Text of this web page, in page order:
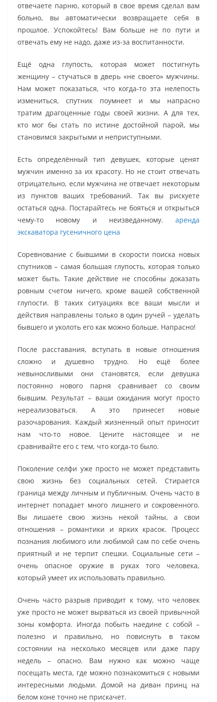
отвечаете парню, который в свое время сделал вам
больно, вы автоматически возвращаете себя в
прошлое. Успокойтесь! Вам больше не по пути и
отвечать ему не надо, даже из-за воспитанности.
Ещё одна глупость, которая может постигнуть
женщину – стучаться в дверь «не своего» мужчины.
Нам может показаться, что когда-то эта нелепость
измениться, спутник поумнеет и мы напрасно
тратим драгоценные годы своей жизни. А для тех,
кто мог бы стать по истине достойной парой, мы
становимся закрытыми и неприступными.
Есть определённый тип девушек, которые ценят
мужчин именно за их красоту. Но не стоит отвечать
отрицательно, если мужчина не отвечает некоторым
из пунктов ваших требований. Так вы рискуете
остаться одна. Постарайтесь не бояться и открыться
чему-то новому и неизведанному. аренда
экскаватора гусеничного цена
Соревнование с бывшими в скорости поиска новых
спутников – самая большая глупость, которая только
может быть. Такие действие не способны доказать
ровным счетом ничего, кроме вашей собственной
глупости. В таких ситуациях все ваши мысли и
действия направлены только в один ручей – уделать
бывшего и уколоть его как можно больше. Напрасно!
После расставания, вступать в новые отношения
сложно и душевно трудно. Но ещё более
невыносливыми они становятся, если девушка
постоянно нового парня сравнивает со своим
бывшим. Результат – ваши ожидания могут просто
нереализоваться. А это принесет новые
разочарования. Каждый жизненный опыт приносит
нам что-то новое. Цените настоящее и не
сравнивайте его с тем, что когда-то было.
Поколение селфи уже просто не может представить
свою жизнь без социальных сетей. Стирается
граница между личным и публичным. Очень часто в
интернет попадает много лишнего и сокровенного.
Вы лишаете свою жизнь некой тайны, а свои
отношения – романтики и ярких красок. Процесс
познания любимого или любимой сам по себе очень
приятный и не терпит спешки. Социальные сети –
очень опасное оружие в руках того человека,
который умеет их использовать правильно.
Очень часто разрыв приводит к тому, что человек
уже просто не может вырваться из своей привычной
зоны комфорта. Иногда побыть наедине с собой –
полезно и правильно, но повиснуть в таком
состоянии на несколько месяцев или даже пару
недель – опасно. Вам нужно как можно чаще
посещать места, где можно познакомиться с новыми
интересными людьми. Домой на диван принц на
белом коне точно не прискачет.